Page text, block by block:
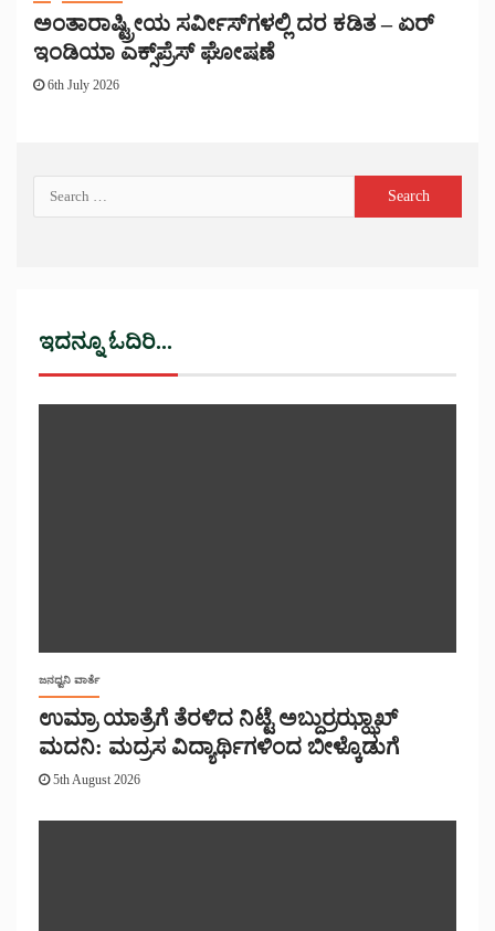
ಅಂತಾರಾಷ್ಟ್ರೀಯ ಸರ್ವೀಸ್‌ಗಳಲ್ಲಿ ದರ ಕಡಿತ – ಏರ್
ಇಂಡಿಯಾ ಎಕ್ಸ್‌ಪ್ರೆಸ್ ಘೋಷಣೆ
6th July 2026
ಇದನ್ನೂ ಓದಿರಿ...
ಜನಧ್ವನಿ ವಾರ್ತೆ
ಉಮ್ರಾ ಯಾತ್ರೆಗೆ ತೆರಳಿದ ನಿಟ್ಟೆ ಅಬ್ದುರ್ರಝ್ಝಾಖ್
ಮದನಿ: ಮದ್ರಸ ವಿದ್ಯಾರ್ಥಿಗಳಿಂದ ಬೀಳ್ಕೊಡುಗೆ
5th August 2026